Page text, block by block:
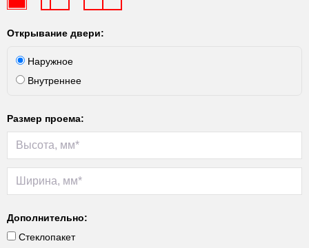
Открывание двери:
Наружное
Внутреннее
Размер проема:
Дополнительно:
Стеклопакет